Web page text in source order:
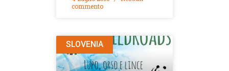
commento
SLOVENIA